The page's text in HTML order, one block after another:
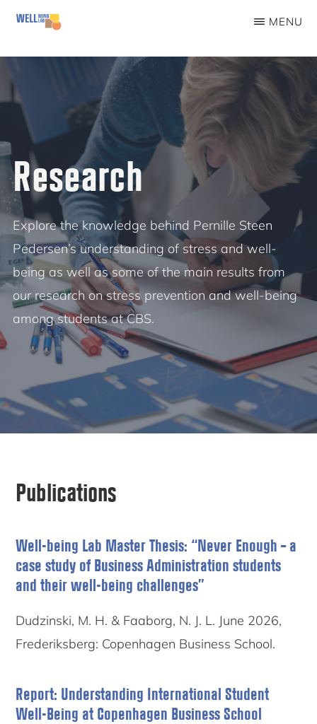
Skip
main
content
and
well-
being
for
students
MENU
Research
Explore the knowledge behind Pernille Steen
Pedersen’s understanding of stress and well-
being as well as some of the main results from
our research on stress prevention and well-being
among students at CBS.
Publications
Well-being Lab Master Thesis: “Never Enough – a
case study of Business Administration students
and their well-being challenges”
Dudzinski, M. H. & Faaborg, N. J. L. June 2026,
Frederiksberg: Copenhagen Business School.
Report: Understanding International Student
Well-Being at Copenhagen Business School